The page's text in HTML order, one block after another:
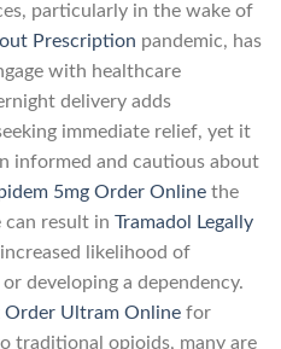
particularly in the wake of
Prescription pandemic, has
with healthcare
delivery adds
immediate relief, yet it
informed and cautious about
5mg Order Online the
can result in Tramadol Legally
likelihood of
developing a dependency.
Order Ultram Online for
traditional opioids, many are